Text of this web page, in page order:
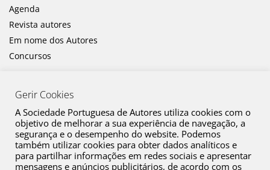
Agenda
Revista autores
Em nome dos Autores
Concursos
Canal de Denúncia
Plano de Prevenção de Riscos de Corrupção e Infrações Conexas
Gerir Cookies
A Sociedade Portuguesa de Autores utiliza cookies com o
objetivo de melhorar a sua experiência de navegação, a
segurança e o desempenho do website. Podemos
também utilizar cookies para obter dados analíticos e
para partilhar informações em redes sociais e apresentar
mensagens e anúncios publicitários, de acordo com os